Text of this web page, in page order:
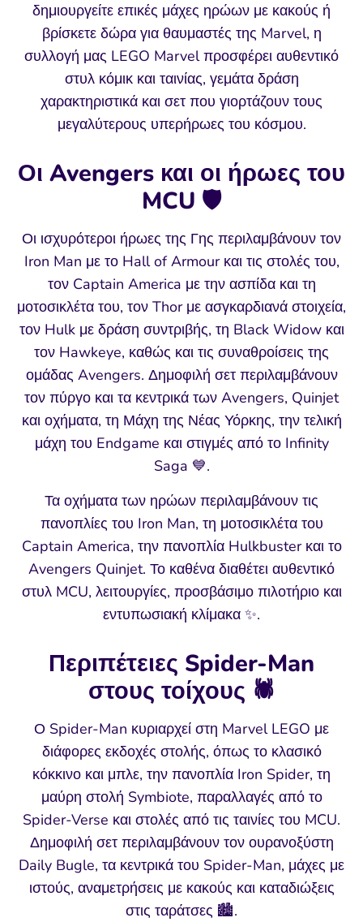
δημιουργείτε επικές μάχες ηρώων με κακούς ή
βρίσκετε δώρα για θαυμαστές της Marvel, η
συλλογή μας LEGO Marvel προσφέρει αυθεντικό
στυλ κόμικ και ταινίας, γεμάτα δράση
χαρακτηριστικά και σετ που γιορτάζουν τους
μεγαλύτερους υπερήρωες του κόσμου.
Οι Avengers και οι ήρωες του
MCU 🛡️
Οι ισχυρότεροι ήρωες της Γης περιλαμβάνουν τον
Iron Man με το Hall of Armour και τις στολές του,
τον Captain America με την ασπίδα και τη
μοτοσικλέτα του, τον Thor με ασγκαρδιανά στοιχεία,
τον Hulk με δράση συντριβής, τη Black Widow και
τον Hawkeye, καθώς και τις συναθροίσεις της
ομάδας Avengers. Δημοφιλή σετ περιλαμβάνουν
τον πύργο και τα κεντρικά των Avengers, Quinjet
και οχήματα, τη Μάχη της Νέας Υόρκης, την τελική
μάχη του Endgame και στιγμές από το Infinity
Saga 💙.
Τα οχήματα των ηρώων περιλαμβάνουν τις
πανοπλίες του Iron Man, τη μοτοσικλέτα του
Captain America, την πανοπλία Hulkbuster και το
Avengers Quinjet. Το καθένα διαθέτει αυθεντικό
στυλ MCU, λειτουργίες, προσβάσιμο πιλοτήριο και
εντυπωσιακή κλίμακα ✨.
Περιπέτειες Spider-Man
στους τοίχους 🕷️
Ο Spider-Man κυριαρχεί στη Marvel LEGO με
διάφορες εκδοχές στολής, όπως το κλασικό
κόκκινο και μπλε, την πανοπλία Iron Spider, τη
μαύρη στολή Symbiote, παραλλαγές από το
Spider-Verse και στολές από τις ταινίες του MCU.
Δημοφιλή σετ περιλαμβάνουν τον ουρανοξύστη
Daily Bugle, τα κεντρικά του Spider-Man, μάχες με
ιστούς, αναμετρήσεις με κακούς και καταδιώξεις
στις ταράτσες 🏙️.